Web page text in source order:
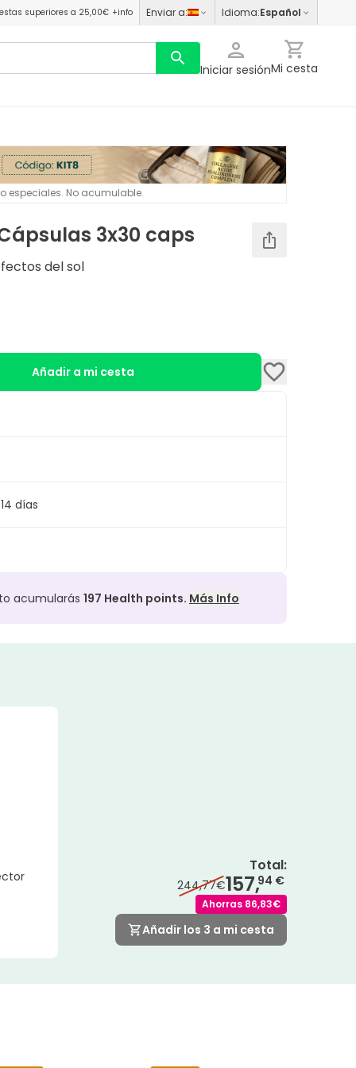
superiores a 25,00€ +info Enviar a: Idioma:Español
Iniciar sesiónMi cesta
especiales. No acumulable.
3x30 caps
del sol
Añadir a mi cesta
14 días
acumularás 197 Health points. Más Info
Total:
244,77€157,94 €
Ahorras 86,83€
Añadir los 3 a mi cesta